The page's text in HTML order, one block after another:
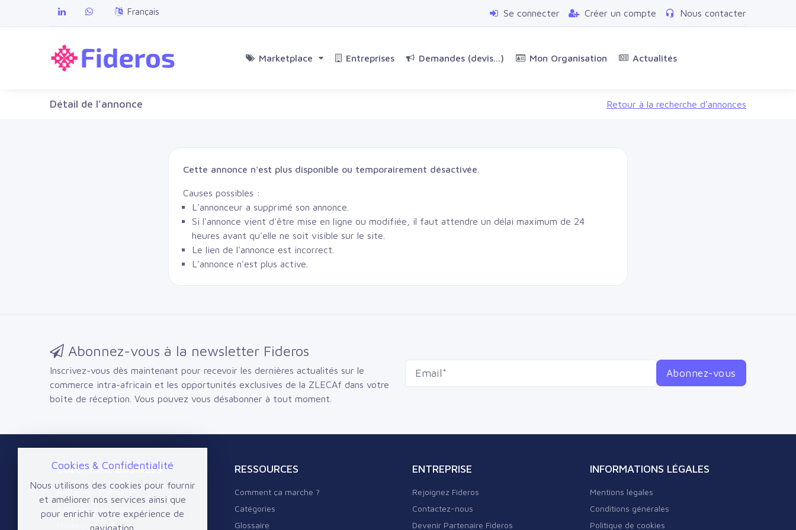
Français Se connecter Créer un compte Nous contacter
Marketplace Entreprises Demandes (devis...) Mon Organisation Actualités
Détail de l'annonce Retour à la recherche d'annonces
Cette annonce n'est plus disponible ou temporairement désactivée.
Causes possibles :
L'annonceur a supprimé son annonce.
Si l'annonce vient d'être mise en ligne ou modifiée, il faut attendre un délai maximum de 24
heures avant qu'elle ne soit visible sur le site.
Le lien de l'annonce est incorrect.
L'annonce n'est plus active.
Abonnez-vous à la newsletter Fideros
Inscrivez-vous dès maintenant pour recevoir les dernières actualités sur le
commerce intra-africain et les opportunités exclusives de la ZLECAf dans votre
boîte de réception. Vous pouvez vous désabonner à tout moment.
Abonnez-vous
SOLUTIONS BUSINESS
Nos offres Business
Annuaire d'entreprises
Marketplace B2B
RESSOURCES
Comment ça marche ?
Catégories
Glossaire
ENTREPRISE
Rejoignez Fideros
Contactez-nous
Devenir Partenaire Fideros
INFORMATIONS LÉGALES
Mentions légales
Conditions générales
Politique de cookies
Cookies & Confidentialité
Nous utilisons des cookies pour fournir
et améliorer nos services ainsi que
pour enrichir votre expérience de
navigation.